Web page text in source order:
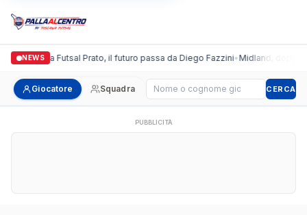
NEWS
Italgronda Futsal Prato, il futuro passa da Diego Fazzini•Midland, doppio
Giocatore Squadra Cerca giocatore CERCA
PUBBLICITÀ